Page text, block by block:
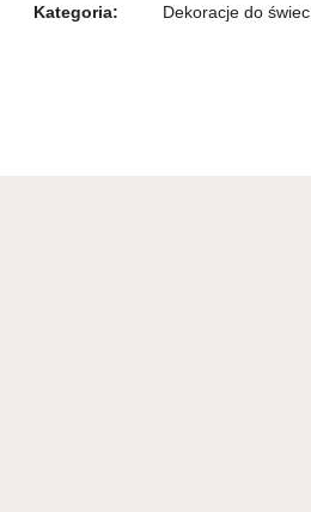
Kategoria: Dekoracje do świec